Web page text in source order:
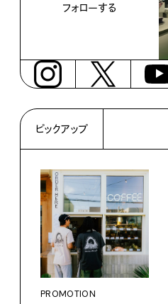
フォローする
ピックアップ
PROMOTION